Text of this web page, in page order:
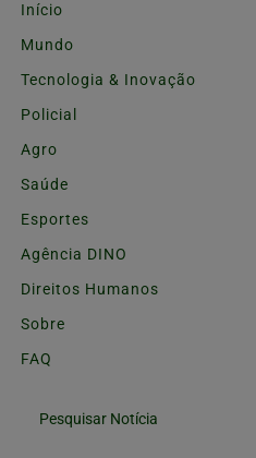
Início
Mundo
Tecnologia & Inovação
Policial
Agro
Saúde
Esportes
Agência DINO
Direitos Humanos
Sobre
FAQ
Pesquisar Notícia